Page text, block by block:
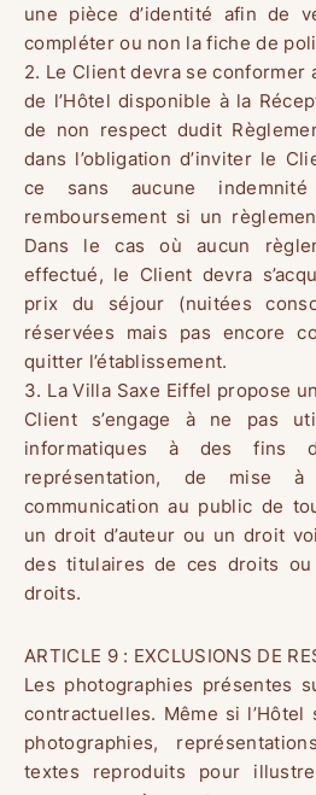
HOME
ROOMS
SERVICES
OFFERS
PHOTOS
ACCESS AND
OUR
INITIATIVES
FAQ
une pièce d’identité afin de
compléter ou non la fiche de
2. Le Client devra se conformer
de l’Hôtel disponible à la
de non respect dudit
dans l’obligation d’inviter le
ce sans aucune
remboursement si un
Dans le cas où aucun
effectué, le Client devra
prix du séjour (nuitées
réservées mais pas encore
quitter l’établissement.
3. La Villa Saxe Eiffel propose
Client s’engage à ne pas
informatiques à des fins
représentation, de mise
communication au public de
un droit d’auteur ou un droit
des titulaires de ces droits
droits.
ARTICLE 9 : EXCLUSIONS DE
Les photographies présentes
contractuelles. Même si l’Hôtel
photographies,
textes reproduits pour